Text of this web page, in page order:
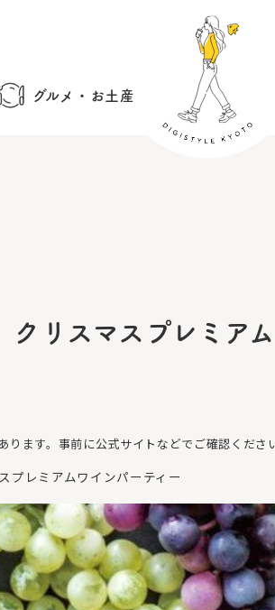
グルメ・お土産
リスマスプレミア
ます。事前に公式サイトなどでご確認ください
レミアムワインパーティー